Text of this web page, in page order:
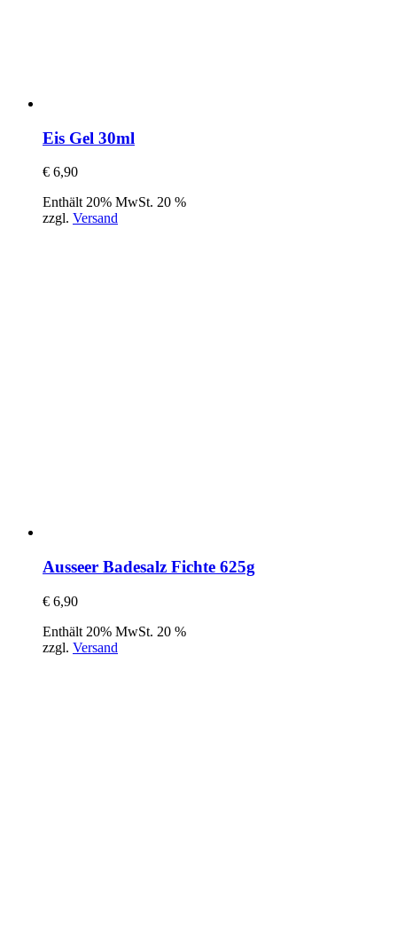
Eis Gel 30ml
€ 6,90
Enthält 20% MwSt. 20 %
zzgl. Versand
Ausseer Badesalz Fichte 625g
€ 6,90
Enthält 20% MwSt. 20 %
zzgl. Versand